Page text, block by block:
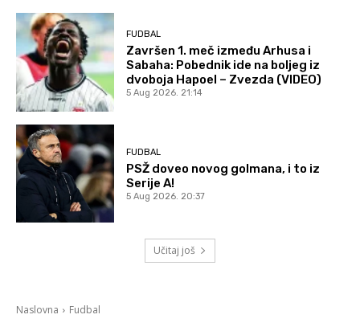
FUDBAL
Završen 1. meč između Arhusa i
Sabaha: Pobednik ide na boljeg iz
dvoboja Hapoel – Zvezda (VIDEO)
5 Aug 2026. 21:14
FUDBAL
PSŽ doveo novog golmana, i to iz
Serije A!
5 Aug 2026. 20:37
Učitaj još